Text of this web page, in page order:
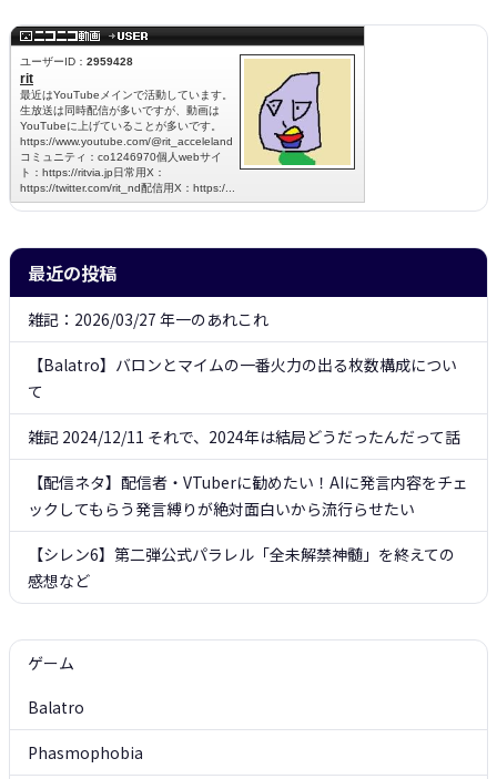
最近の投稿
雑記：2026/03/27 年一のあれこれ
【Balatro】バロンとマイムの一番火力の出る枚数構成につい
て
雑記 2024/12/11 それで、2024年は結局どうだったんだって話
【配信ネタ】配信者・VTuberに勧めたい！AIに発言内容をチェ
ックしてもらう発言縛りが絶対面白いから流行らせたい
【シレン6】第二弾公式パラレル「全未解禁神髄」を終えての
感想など
ゲーム
Balatro
Phasmophobia